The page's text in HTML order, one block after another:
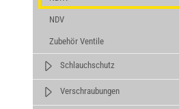
NDV
Zubehör Ventile
Schlauchschutz
Verschraubungen